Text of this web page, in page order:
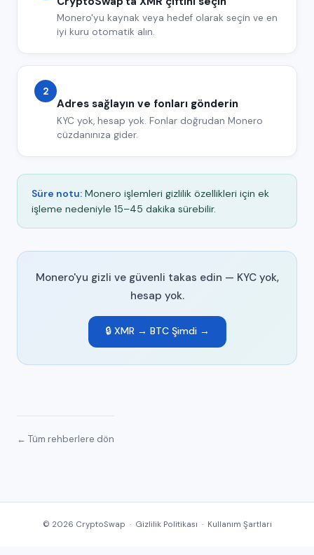
Monero'yu kaynak veya hedef olarak seçin ve en
iyi kuru otomatik alın.
2
Adres sağlayın ve fonları gönderin
KYC yok, hesap yok. Fonlar doğrudan Monero
cüzdanınıza gider.
Süre notu: Monero işlemleri gizlilik özellikleri için ek
işleme nedeniyle 15–45 dakika sürebilir.
Monero'yu gizli ve güvenli takas edin — KYC yok,
hesap yok.
🔒 XMR → BTC Şimdi →
← Tüm rehberlere dön
© 2026 CryptoSwap · Gizlilik Politikası · Kullanım Şartları